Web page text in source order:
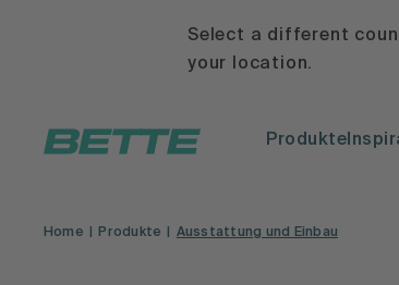
Select a different
your location.
Produkte
Home Produkte Ausstattung und Einbau